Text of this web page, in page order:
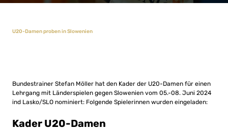
U20-Damen proben in Slowenien
Bundestrainer Stefan Möller hat den Kader der U20-Damen für einen
Lehrgang mit Länderspielen gegen Slowenien vom 05.-08. Juni 2024
ind Lasko/SLO nominiert: Folgende Spielerinnen wurden eingeladen:
Kader U20-Damen